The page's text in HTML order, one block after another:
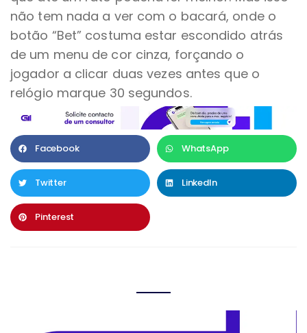
não tem nada a ver com o bacará, onde o
botão “Bet” costuma estar escondido atrás
de um menu de cor cinza, forçando o
jogador a clicar duas vezes antes que o
relógio marque 30 segundos.
Facebook WhatsApp
Twitter LinkedIn
Pinterest